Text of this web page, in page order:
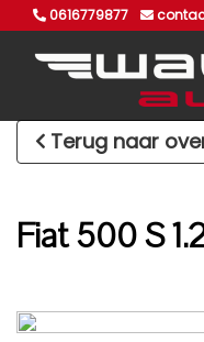
0616779877
Terug naar
Fiat 500 S